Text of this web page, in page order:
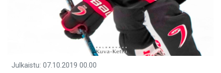
Julkaistu: 07.10.2019 00.00